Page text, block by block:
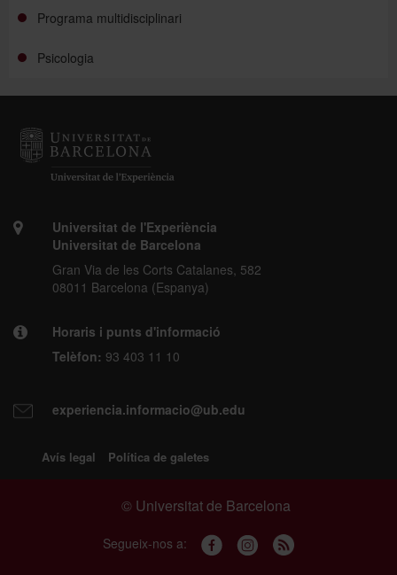
Programa multidisciplinari
Psicologia
Universitat de l'Experiència
Universitat de Barcelona
Gran Via de les Corts Catalanes, 582
08011 Barcelona (Espanya)
Horaris i punts d'informació
Telèfon: 93 403 11 10
experiencia.informacio@ub.edu
Avís legal Política de galetes
© Universitat de Barcelona
Segueix-nos a: